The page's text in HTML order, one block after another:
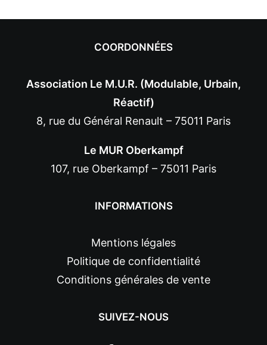
COORDONNÉES
Association Le M.U.R. (Modulable, Urbain,
Réactif)
8, rue du Général Renault – 75011 Paris
Le MUR Oberkampf
107, rue Oberkampf – 75011 Paris
INFORMATIONS
Mentions légales
Politique de confidentialité
Conditions générales de vente
SUIVEZ-NOUS